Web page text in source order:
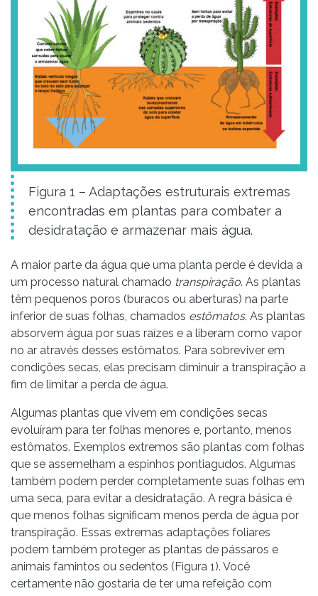
Figura 1 – Adaptações estruturais extremas
encontradas em plantas para combater a
desidratação e armazenar mais água.
A maior parte da água que uma planta perde é devida a
um processo natural chamado transpiração. As plantas
têm pequenos poros (buracos ou aberturas) na parte
inferior de suas folhas, chamados estômatos. As plantas
absorvem água por suas raízes e a liberam como vapor
no ar através desses estômatos. Para sobreviver em
condições secas, elas precisam diminuir a transpiração a
fim de limitar a perda de água.
Algumas plantas que vivem em condições secas
evoluíram para ter folhas menores e, portanto, menos
estômatos. Exemplos extremos são plantas com folhas
que se assemelham a espinhos pontiagudos. Algumas
também podem perder completamente suas folhas em
uma seca, para evitar a desidratação. A regra básica é
que menos folhas significam menos perda de água por
transpiração. Essas extremas adaptações foliares
podem também proteger as plantas de pássaros e
animais famintos ou sedentos (Figura 1). Você
certamente não gostaria de ter uma refeição com